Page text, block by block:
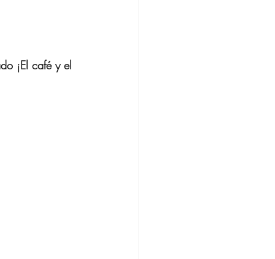
¡El café y el